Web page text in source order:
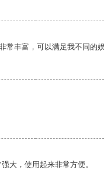
常丰富，可以满足我不同的娱
大，使用起来非常方便。